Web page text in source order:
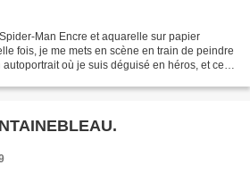
Man Encre et aquarelle sur papier
où je suis déguisé en héros, et ce,